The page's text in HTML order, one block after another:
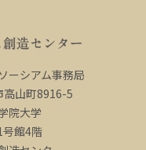
ーシアム事務局
山町8916-5
院大学
館4階